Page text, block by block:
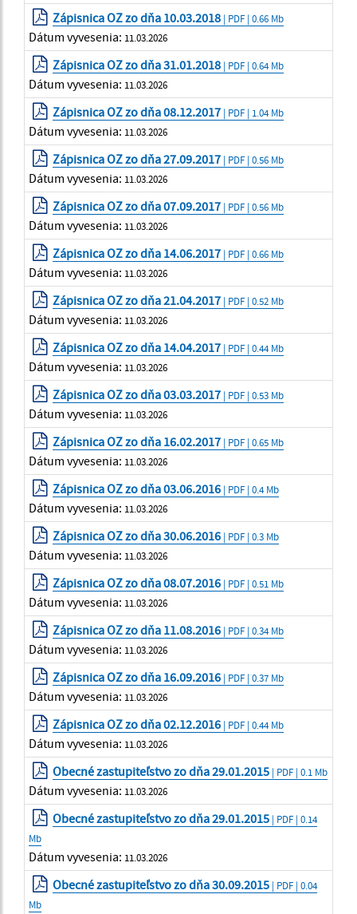
Zápisnica OZ zo dňa 10.03.2018 | PDF | 0.66 Mb
Dátum vyvesenia: 11.03.2026
Zápisnica OZ zo dňa 31.01.2018 | PDF | 0.64 Mb
Dátum vyvesenia: 11.03.2026
Zápisnica OZ zo dňa 08.12.2017 | PDF | 1.04 Mb
Dátum vyvesenia: 11.03.2026
Zápisnica OZ zo dňa 27.09.2017 | PDF | 0.56 Mb
Dátum vyvesenia: 11.03.2026
Zápisnica OZ zo dňa 07.09.2017 | PDF | 0.56 Mb
Dátum vyvesenia: 11.03.2026
Zápisnica OZ zo dňa 14.06.2017 | PDF | 0.66 Mb
Dátum vyvesenia: 11.03.2026
Zápisnica OZ zo dňa 21.04.2017 | PDF | 0.52 Mb
Dátum vyvesenia: 11.03.2026
Zápisnica OZ zo dňa 14.04.2017 | PDF | 0.44 Mb
Dátum vyvesenia: 11.03.2026
Zápisnica OZ zo dňa 03.03.2017 | PDF | 0.53 Mb
Dátum vyvesenia: 11.03.2026
Zápisnica OZ zo dňa 16.02.2017 | PDF | 0.65 Mb
Dátum vyvesenia: 11.03.2026
Zápisnica OZ zo dňa 03.06.2016 | PDF | 0.4 Mb
Dátum vyvesenia: 11.03.2026
Zápisnica OZ zo dňa 30.06.2016 | PDF | 0.3 Mb
Dátum vyvesenia: 11.03.2026
Zápisnica OZ zo dňa 08.07.2016 | PDF | 0.51 Mb
Dátum vyvesenia: 11.03.2026
Zápisnica OZ zo dňa 11.08.2016 | PDF | 0.34 Mb
Dátum vyvesenia: 11.03.2026
Zápisnica OZ zo dňa 16.09.2016 | PDF | 0.37 Mb
Dátum vyvesenia: 11.03.2026
Zápisnica OZ zo dňa 02.12.2016 | PDF | 0.44 Mb
Dátum vyvesenia: 11.03.2026
Obecné zastupiteľstvo zo dňa 29.01.2015 | PDF | 0.1 Mb
Dátum vyvesenia: 11.03.2026
Obecné zastupiteľstvo zo dňa 29.01.2015 | PDF | 0.14
Mb
Dátum vyvesenia: 11.03.2026
Obecné zastupiteľstvo zo dňa 30.09.2015 | PDF | 0.04
Mb